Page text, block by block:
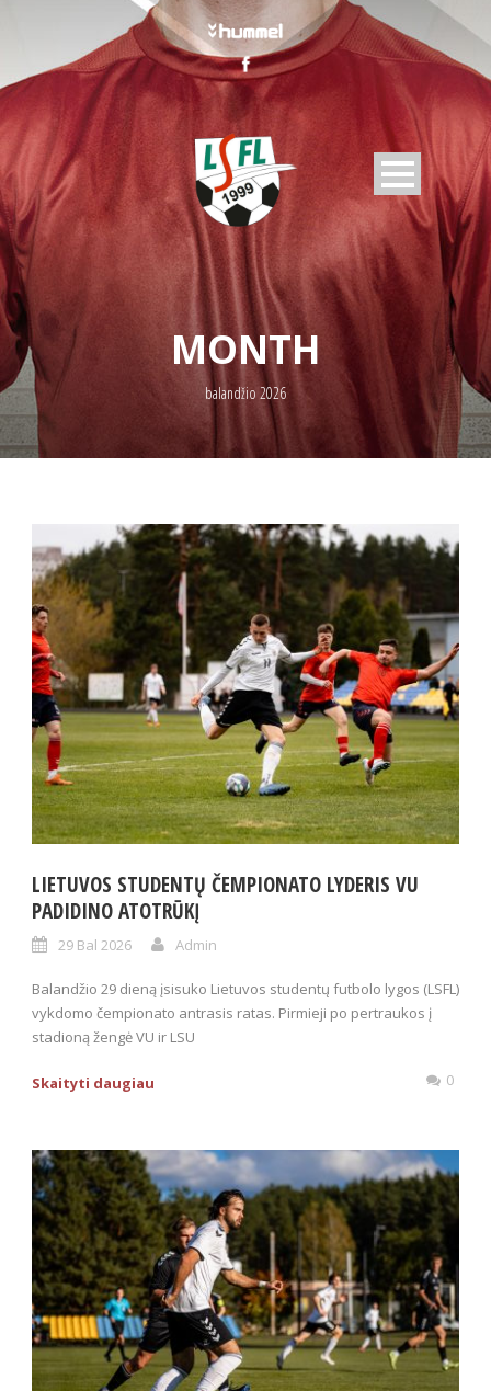
MONTH
balandžio 2026
LIETUVOS STUDENTŲ ČEMPIONATO LYDERIS VU
PADIDINO ATOTRŪKĮ
29 Bal 2026 Admin
Balandžio 29 dieną įsisuko Lietuvos studentų futbolo lygos (LSFL)
vykdomo čempionato antrasis ratas. Pirmieji po pertraukos į
stadioną žengė VU ir LSU
Skaityti daugiau 0